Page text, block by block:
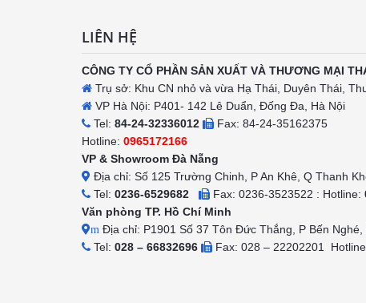
LIÊN HỆ
CÔNG TY CỔ PHẦN SẢN XUẤT VÀ THƯƠNG MẠI
Trụ sở: Khu CN nhỏ và vừa Hạ Thái, Duyên Thái,
VP Hà Nội: P401- 142 Lê Duẩn, Đống Đa, Hà Nội
Tel: 84-24-32336012
Fax: 84-24-35162375
Hotline: 0965172166
VP & Showroom Đà Nẵng
Địa chỉ: Số 125 Trường Chinh, P An Khê, Q Thanh
Tel: 0236-6529682 Fax: 0236-3523522 : Hotline:
Văn phòng TP. Hồ Chí Minh
m Địa chỉ: P1901 Số 37 Tôn Đức Thắng, P Bến Nghé,
Tel: 028 – 66832696 Fax: 028 – 22202201